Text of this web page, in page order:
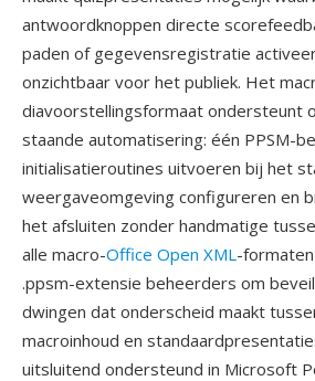
antwoordknoppen directe
paden of gegevensregistratie
onzichtbaar voor het publiek. Het
diavoorstellingsformaat ondersteunt
staande automatisering: één PPSM-
initialisatieroutines uitvoeren bij het
weergaveomgeving configureren en
het afsluiten zonder handmatige
alle macro-Office Open XML-
.ppsm-extensie beheerders om
dwingen dat onderscheid maakt
macroinhoud en
uitsluitend ondersteund in Microsoft